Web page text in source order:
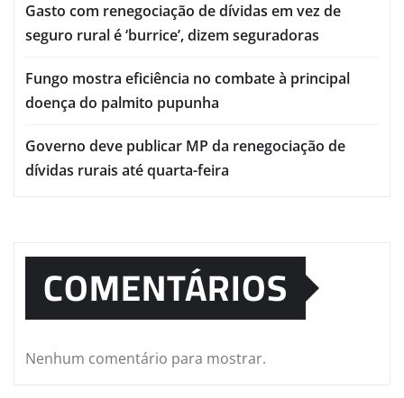
Gasto com renegociação de dívidas em vez de
seguro rural é ‘burrice’, dizem seguradoras
Fungo mostra eficiência no combate à principal
doença do palmito pupunha
Governo deve publicar MP da renegociação de
dívidas rurais até quarta-feira
COMENTÁRIOS
Nenhum comentário para mostrar.